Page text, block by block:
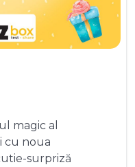
magic al
cu noua
surpriză